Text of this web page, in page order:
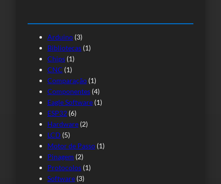
Arduino (3)
Bibliotecas (1)
Chips (1)
CNC (1)
Comparação (1)
Componentes (4)
Eagle Software (1)
ESP32 (6)
Hardware (2)
LCD (5)
Motor de Passo (1)
Pinagem (2)
Protocolos (1)
Software (3)